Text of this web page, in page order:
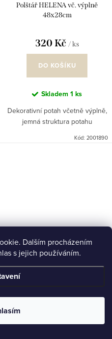
Dalším procházením
s jejich používáním.
Polštář HELENA vč. výplně
48x28cm
320 Kč / ks
DO KOŠÍKU
Skladem 1 ks
Dekorativní potah včetně výplně,
jemná struktura potahu
Kód: 2001890
Deka/pled růžový 136x170cm
1 500 Kč/ ks